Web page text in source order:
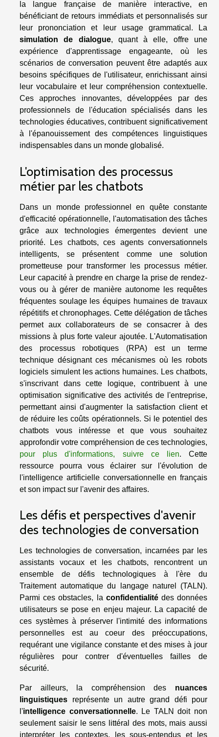
la langue française de manière interactive, en
bénéficiant de retours immédiats et personnalisés sur
leur prononciation et leur usage grammatical. La
simulation de dialogue, quant à elle, offre une
expérience d'apprentissage engageante, où les
scénarios de conversation peuvent être adaptés aux
besoins spécifiques de l'utilisateur, enrichissant ainsi
leur vocabulaire et leur compréhension contextuelle.
Ces approches innovantes, développées par des
professionnels de l'éducation spécialisés dans les
technologies éducatives, contribuent significativement
à l'épanouissement des compétences linguistiques
indispensables dans un monde globalisé.
L'optimisation des processus
métier par les chatbots
Dans un monde professionnel en quête constante
d'efficacité opérationnelle, l'automatisation des tâches
grâce aux technologies émergentes devient une
priorité. Les chatbots, ces agents conversationnels
intelligents, se présentent comme une solution
prometteuse pour transformer les processus métier.
Leur capacité à prendre en charge la prise de rendez-
vous ou à gérer de manière autonome les requêtes
fréquentes soulage les équipes humaines de travaux
répétitifs et chronophages. Cette délégation de tâches
permet aux collaborateurs de se consacrer à des
missions à plus forte valeur ajoutée. L'Automatisation
des processus robotiques (RPA) est un terme
technique désignant ces mécanismes où les robots
logiciels simulent les actions humaines. Les chatbots,
s'inscrivant dans cette logique, contribuent à une
optimisation significative des activités de l'entreprise,
permettant ainsi d'augmenter la satisfaction client et
de réduire les coûts opérationnels. Si le potentiel des
chatbots vous intéresse et que vous souhaitez
approfondir votre compréhension de ces technologies,
pour plus d'informations, suivre ce lien. Cette
ressource pourra vous éclairer sur l'évolution de
l'intelligence artificielle conversationnelle en français
et son impact sur l'avenir des affaires.
Les défis et perspectives d'avenir
des technologies de conversation
Les technologies de conversation, incarnées par les
assistants vocaux et les chatbots, rencontrent un
ensemble de défis technologiques à l'ère du
Traitement automatique du langage naturel (TALN).
Parmi ces obstacles, la confidentialitédes données
utilisateurs se pose en enjeu majeur. La capacité de
ces systèmes à préserver l'intimité des informations
personnelles est au coeur des préoccupations,
requérant une vigilance constante et des mises à jour
régulières pour contrer d'éventuelles failles de
sécurité.
Par ailleurs, la compréhension des nuances
linguistiques représente un autre grand défi pour
l'intelligence conversationnelle. Le TALN doit non
seulement saisir le sens littéral des mots, mais aussi
interpréter les contextes, les sous-entendus et les